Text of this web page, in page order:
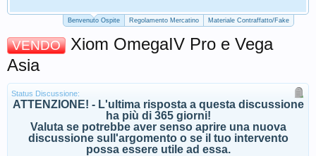
Benvenuto Ospite Regolamento Mercatino Materiale Contraffatto/Fake
VENDO
Xiom OmegaIV Pro e Vega
Asia
Status Discussione:
ATTENZIONE! - L'ultima risposta a questa discussione
ha più di 365 giorni!
Valuta se potrebbe aver senso aprire una nuova
discussione sull'argomento o se il tuo intervento
possa essere utile ad essa.